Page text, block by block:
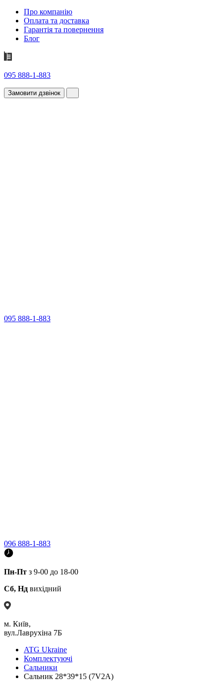
Про компанію
Оплата та доставка
Гарантія та повернення
Блог
095 888-1-883
Замовити дзвінок
095 888-1-883
096 888-1-883
Пн-Пт з 9-00 до 18-00
Сб, Нд вихідний
м. Київ,
вул.Лаврухіна 7Б
ATG Ukraine
Комплектуючі
Сальники
Сальник 28*39*15 (7V2A)